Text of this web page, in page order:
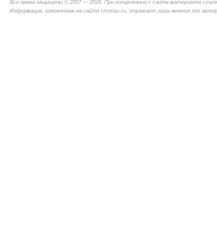
Все права защищены © 2007 — 2026. При копировании с сайта материалов
Информация, изложенная на сайте Uromax.ru, отражает лишь мнение его